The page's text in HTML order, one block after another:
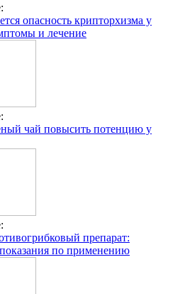
опасность крипторхизма у
и лечение
чай повысить потенцию у
препарат:
по применению